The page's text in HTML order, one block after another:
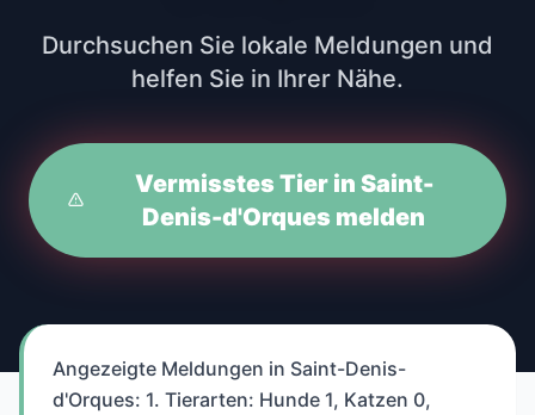
Durchsuchen Sie lokale Meldungen und
helfen Sie in Ihrer Nähe.
Vermisstes Tier in Saint-
Denis-d'Orques melden
Angezeigte Meldungen in Saint-Denis-
d'Orques: 1. Tierarten: Hunde 1, Katzen 0,